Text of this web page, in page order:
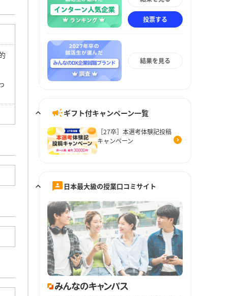
投票する
結果を見る
ギフト付キャンペーン一覧
［27卒］本選考体験記投稿
キャンペーン
日本最大級の授業口コミサイト